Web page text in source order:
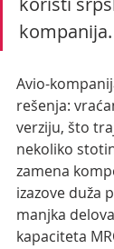
kompanija.
Avio-
rešenja:
verziju, što
nekoliko
zamena
izazove duža
manjka
kapaciteta